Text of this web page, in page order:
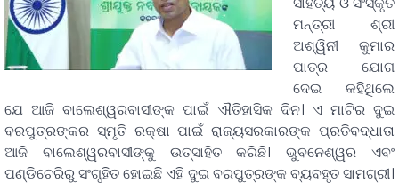
ମନ୍ତ୍ରୀ ଶ୍ରୀ
ଅଶ୍ୱିନୀ କୁମାର
ପାତ୍ର ଯୋଗ
ଦେଇ କହିଥିଲେ
ଯେ ଆଜି ବାଲେଶ୍ୱରବାସୀଙ୍କ ପାଇଁ ଐତିହାସିକ ଦିନ। ଏ ମାଟିର ଦୁଇ
ବରପୁତ୍ରଙ୍କର ସ୍ମୃତି ରକ୍ଷା ପାଇଁ ରାଜ୍ୟସରକାରଙ୍କ ପ୍ରତିବଦ୍ଧାତା
ଆଜି ବାଲେଶ୍ୱରବାସୀଙ୍କୁ ଉତ୍ସାହିତ କରିଛି। ଭୁବନେଶ୍ୱର ଏବଂ
ପଣ୍ଡିଚେରିରୁ ସଂଗୃହିତ ହୋଇଛି ଏହି ଦୁଇ ବରପୁତ୍ରଙ୍କ ବ୍ୟବହୃତ ସାମଗ୍ରୀ।